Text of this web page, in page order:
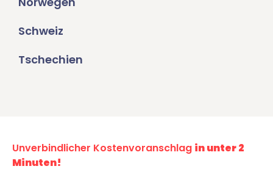
Schweiz
Tschechien
Unverbindlicher Kostenvoranschlag in unter 2
Minuten!